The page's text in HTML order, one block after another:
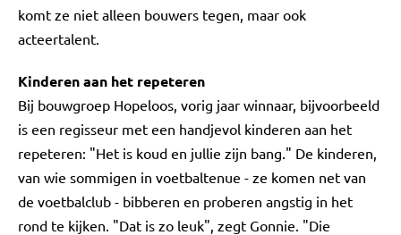
komt ze niet alleen bouwers tegen, maar ook
acteertalent.
Kinderen aan het repeteren
Bij bouwgroep Hopeloos, vorig jaar winnaar, bijvoorbeeld
is een regisseur met een handjevol kinderen aan het
repeteren: "Het is koud en jullie zijn bang." De kinderen,
van wie sommigen in voetbaltenue - ze komen net van
de voetbalclub - bibberen en proberen angstig in het
rond te kijken. "Dat is zo leuk", zegt Gonnie. "Die